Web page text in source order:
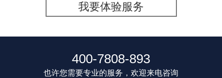
我要体验服务
400-7808-893
也许您需要专业的服务，欢迎来电咨询